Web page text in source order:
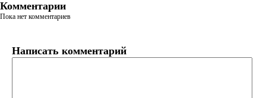
Комментарии
Пока нет комментариев
Написать комментарий